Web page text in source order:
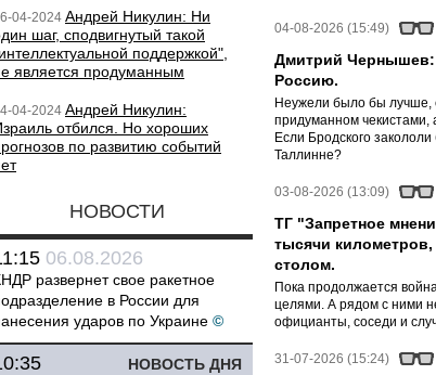
04-2024 Андрей Никулин: Ни
шаг, сподвигнутый такой
поддержкой",
является продуманным
04-2024 Андрей Никулин:
отбился. Но хороших
по развитию событий
НОВОСТИ
06.08.2026
развернет свое ракетное
в России для
ударов по Украине ©
НОВОСТЬ ДНЯ
04-08-2026 (15:49)
Дмитрий Чернышев:
Россию.
Неужели было бы лучше,
придуманном чекистами,
Если Бродского
Таллинне?
03-08-2026 (13:09)
ТГ "Запретное
тысячи километров,
столом.
Пока продолжается
целями. А рядом с ними
официанты, соседи и
31-07-2026 (15:24)